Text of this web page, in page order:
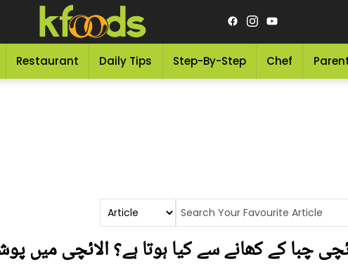
Restaurant Daily Tips Step-By-Step Chef
چبا کے کھانے سے کیا ہوتا ہے؟ الائچی میں